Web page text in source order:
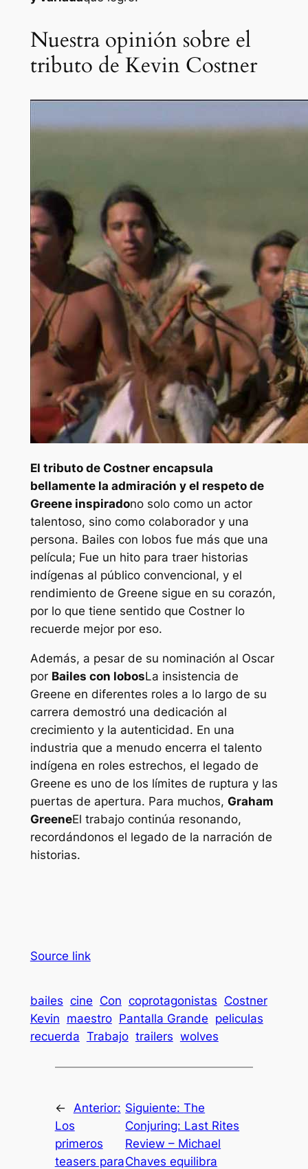
Nuestra opinión sobre el
tributo de Kevin Costner
El tributo de Costner encapsula
bellamente la admiración y el respeto de
Greene inspiradono solo como un actor
talentoso, sino como colaborador y una
persona. Bailes con lobos fue más que una
película; Fue un hito para traer historias
indígenas al público convencional, y el
rendimiento de Greene sigue en su corazón,
por lo que tiene sentido que Costner lo
recuerde mejor por eso.
Además, a pesar de su nominación al Oscar
por Bailes con lobosLa insistencia de
Greene en diferentes roles a lo largo de su
carrera demostró una dedicación al
crecimiento y la autenticidad. En una
industria que a menudo encerra el talento
indígena en roles estrechos, el legado de
Greene es uno de los límites de ruptura y las
puertas de apertura. Para muchos, Graham
GreeneEl trabajo continúa resonando,
recordándonos el legado de la narración de
historias.
Source link
bailes cine Con coprotagonistas Costner
Kevin maestro Pantalla Grande peliculas
recuerda Trabajo trailers wolves
←
Anterior:
Los
primeros
teasers para
Siguiente:The
Conjuring: Last Rites
Review – Michael
Chaves equilibra